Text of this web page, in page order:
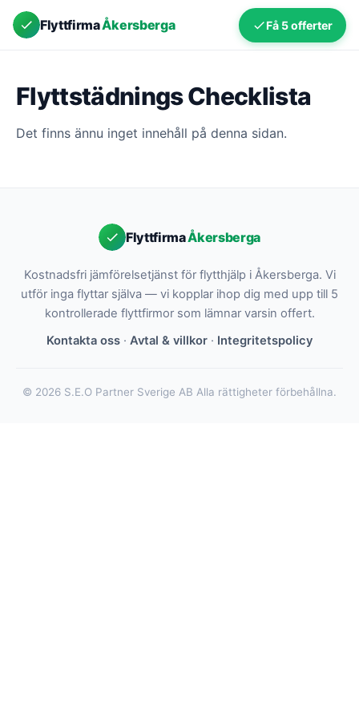
FlyttfirmaÅkersberga Få 5 offerter
Flyttstädnings Checklista
Det finns ännu inget innehåll på denna sidan.
FlyttfirmaÅkersberga
Kostnadsfri jämförelsetjänst för flytthjälp i Åkersberga. Vi
utför inga flyttar själva — vi kopplar ihop dig med upp till 5
kontrollerade flyttfirmor som lämnar varsin offert.
Kontakta oss · Avtal & villkor · Integritetspolicy
© 2026 S.E.O Partner Sverige AB Alla rättigheter förbehållna.